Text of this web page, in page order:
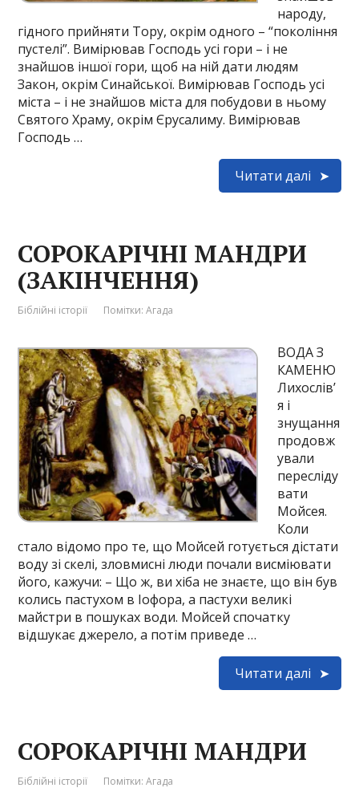
народу,
гідного прийняти Тору, окрім одного – “покоління
пустелі”. Вимірював Господь усі гори – і не
знайшов іншої гори, щоб на ній дати людям
Закон, окрім Синайської. Вимірював Господь усі
міста – і не знайшов міста для побудови в ньому
Святого Храму, окрім Єрусалиму. Вимірював
Господь …
Читати далі
СОРОКАРІЧНІ МАНДРИ
(ЗАКІНЧЕННЯ)
Біблійні історії Помітки:Агада
ВОДА З
КАМЕНЮ
Лихослів’
я і
знущання
продовж
ували
пересліду
вати
Мойсея.
Коли
стало відомо про те, що Мойсей готується дістати
воду зі скелі, зловмисні люди почали висміювати
його, кажучи: – Що ж, ви хіба не знаєте, що він був
колись пастухом в Іофора, а пастухи великі
майстри в пошуках води. Мойсей спочатку
відшукає джерело, а потім приведе …
Читати далі
СОРОКАРІЧНІ МАНДРИ
Біблійні історії Помітки:Агада